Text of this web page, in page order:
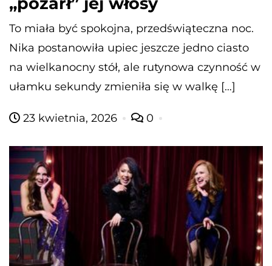
To miała być spokojna, przedświąteczna noc.
Nika postanowiła upiec jeszcze jedno ciasto
na wielkanocny stół, ale rutynowa czynność w
ułamku sekundy zmieniła się w walkę […]
23 kwietnia, 2026 0